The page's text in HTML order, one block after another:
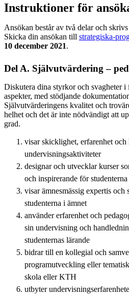
Instruktioner för
Ansökan består av två delar och
Skicka din ansökan till strategiska-
10 december 2021.
Del A. Självutvärdering –
Diskutera dina styrkor och svagheter
aspekter, med stödjande
Självutvärderingens kvalitet och
helhet och det är inte nödvändigt att
grad.
visar skicklighet, erfarenhet
undervisningsaktiviteter
designar och utvecklar kurser
och inspirerande för studenterna
visar ämnesmässig expertis och
studenterna i ämnet
använder erfarenhet och
sin undervisning och
studenternas lärande
bidrar till en kollegial och
programutveckling eller
skola eller KTH
utbyter